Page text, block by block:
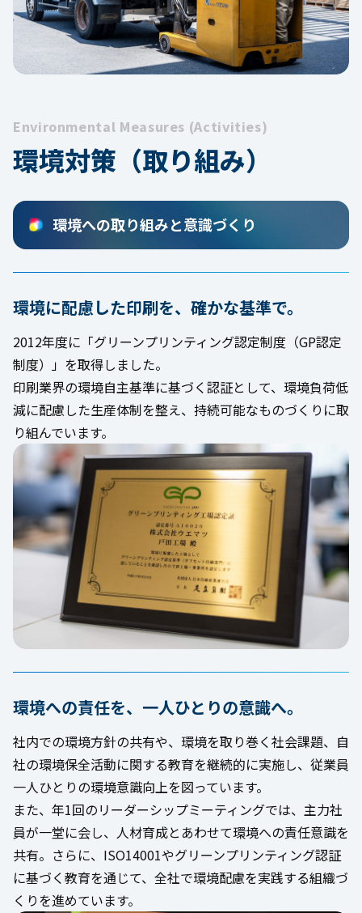
Environmental Measures (Activities)
環境対策（取り組み）
環境への取り組みと意識づくり
環境に配慮した印刷を、確かな基準で。
2012年度に「グリーンプリンティング認定制度（GP認定
制度）」を取得しました。
印刷業界の環境自主基準に基づく認証として、環境負荷低
減に配慮した生産体制を整え、持続可能なものづくりに取
り組んでいます。
環境への責任を、一人ひとりの意識へ。
社内での環境方針の共有や、環境を取り巻く社会課題、自
社の環境保全活動に関する教育を継続的に実施し、従業員
一人ひとりの環境意識向上を図っています。
また、年1回のリーダーシップミーティングでは、主力社
員が一堂に会し、人材育成とあわせて環境への責任意識を
共有。さらに、ISO14001やグリーンプリンティング認証
に基づく教育を通じて、全社で環境配慮を実践する組織づ
くりを進めています。